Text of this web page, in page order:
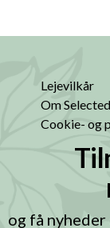
Lejevilkår
Om
Cookie- og
og få